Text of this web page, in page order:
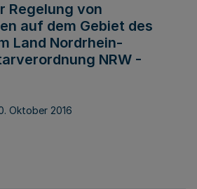
Regelung von
auf dem Gebiet des
Land Nordrhein-
NRW -
Oktober 2016